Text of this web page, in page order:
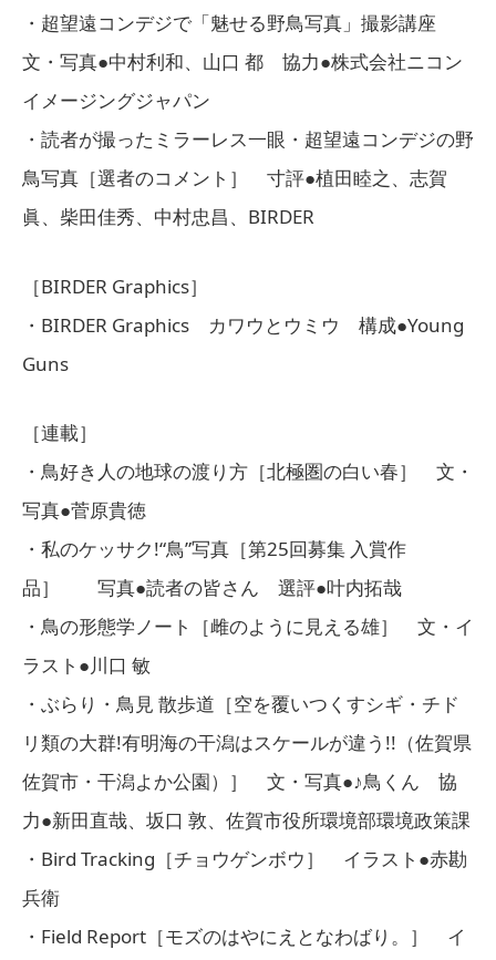
・超望遠コンデジで「魅せる野鳥写真」撮影講座
文・写真●中村利和、山口 都 協力●株式会社ニコン
イメージングジャパン
・読者が撮ったミラーレス一眼・超望遠コンデジの野
鳥写真［選者のコメント］ 寸評●植田睦之、志賀
眞、柴田佳秀、中村忠昌、BIRDER
［BIRDER Graphics］
・BIRDER Graphics カワウとウミウ 構成●Young
Guns
［連載］
・鳥好き人の地球の渡り方［北極圏の白い春］ 文・
写真●菅原貴徳
・私のケッサク!“鳥”写真［第25回募集 入賞作
品］ 写真●読者の皆さん 選評●叶内拓哉
・鳥の形態学ノート［雌のように見える雄］ 文・イ
ラスト●川口 敏
・ぶらり・鳥見 散歩道［空を覆いつくすシギ・チド
リ類の大群!有明海の干潟はスケールが違う!!（佐賀県
佐賀市・干潟よか公園）］ 文・写真●♪鳥くん 協
力●新田直哉、坂口 敦、佐賀市役所環境部環境政策課
・Bird Tracking［チョウゲンボウ］ イラスト●赤勘
兵衛
・Field Report［モズのはやにえとなわばり。］ イ